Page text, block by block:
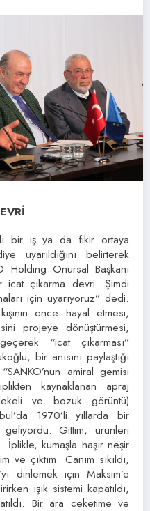
bir iş ya da fikir ortaya
uyarıldığını belirterek
Holding Onursal Başkanı
icat çıkarma devri. Şimdi
için uyarıyoruz” dedi.
önce hayal etmesi,
projeye dönüştürmesi,
“icat çıkarması”
bir anısını paylaştığı
amiral gemisi
kaynaklanan apraj
ve bozuk görüntü)
1970’li yıllarda bir
geliyordu. Gittim, ürünleri
İplikle, kumaşla haşır neşir
çıktım. Canım sıkıldı,
dinlemek için Maksim’e
ışık sistemi kapatıldı,
Bir ara ceketime ve